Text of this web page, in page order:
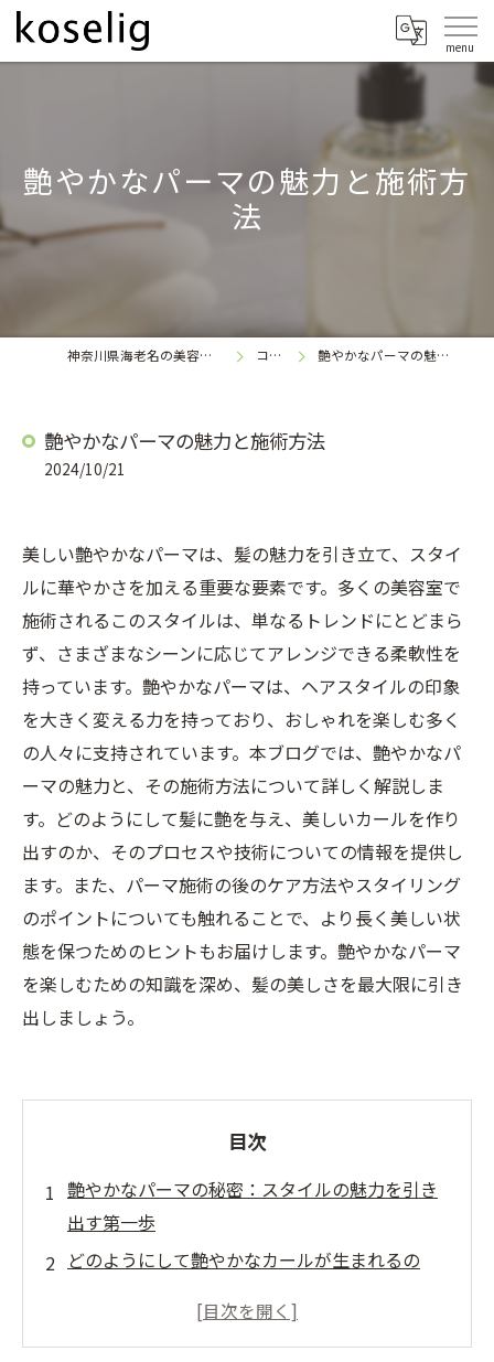
艶やかなパーマの魅力と施術方
法
神奈川県海老名の美容室なら koselig
コラム 艶やかなパーマの魅力と施術方法
艶やかなパーマの魅力と施術方法
2024/10/21
美しい艶やかなパーマは、髪の魅力を引き立て、スタイ
ルに華やかさを加える重要な要素です。多くの美容室で
施術されるこのスタイルは、単なるトレンドにとどまら
ず、さまざまなシーンに応じてアレンジできる柔軟性を
持っています。艶やかなパーマは、ヘアスタイルの印象
を大きく変える力を持っており、おしゃれを楽しむ多く
の人々に支持されています。本ブログでは、艶やかなパ
ーマの魅力と、その施術方法について詳しく解説しま
す。どのようにして髪に艶を与え、美しいカールを作り
出すのか、そのプロセスや技術についての情報を提供し
ます。また、パーマ施術の後のケア方法やスタイリング
のポイントについても触れることで、より長く美しい状
態を保つためのヒントもお届けします。艶やかなパーマ
を楽しむための知識を深め、髪の美しさを最大限に引き
出しましょう。
目次
艶やかなパーマの秘密：スタイルの魅力を引き
出す第一歩
どのようにして艶やかなカールが生まれるの
美容室の舞台裏：艶やかなパーマを施すための